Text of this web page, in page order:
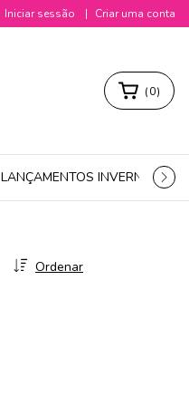
Iniciar sessão | Criar uma conta
(0)
LANÇAMENTOS INVERNO 26
Ordenar